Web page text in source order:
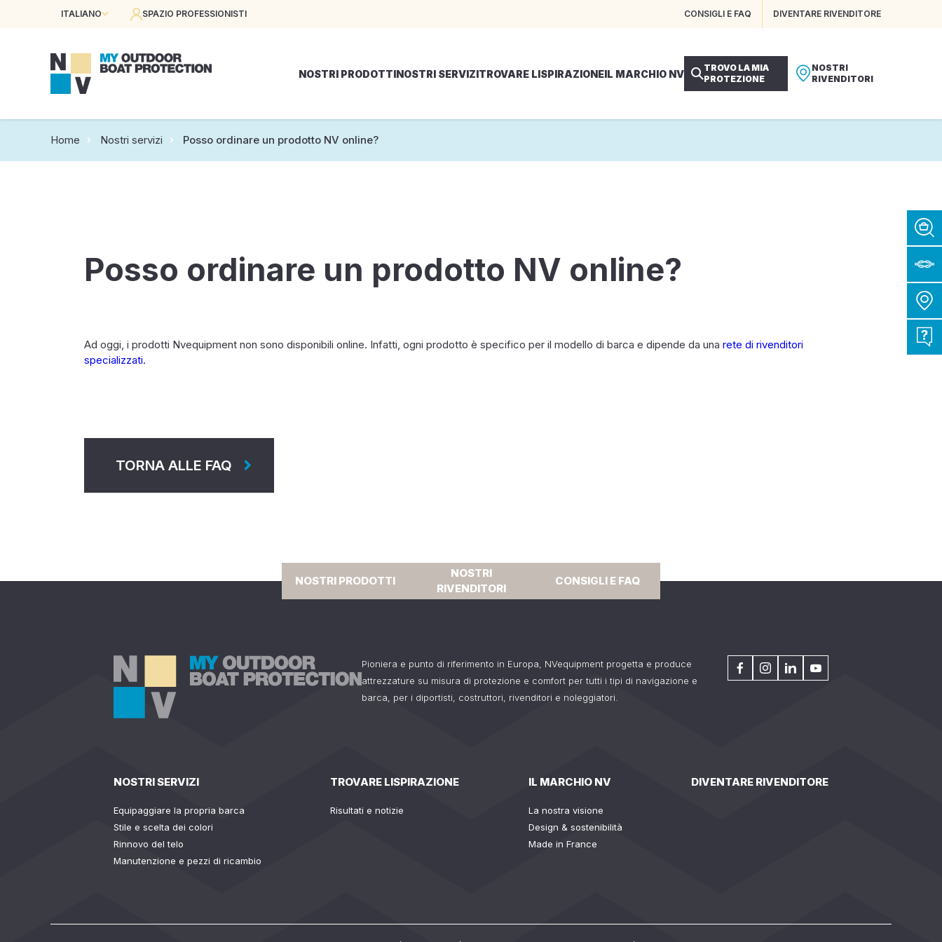
ITALIANO SPAZIO PROFESSIONISTI CONSIGLI E FAQ DIVENTARE RIVENDITORE
NOSTRI PRODOTTINOSTRI SERVIZITROVARE LISPIRAZIONEIL MARCHIO NV
TROVO LA MIA
PROTEZIONE
NOSTRI
RIVENDITORI
Home Nostri servizi Posso ordinare un prodotto NV online?
Posso ordinare un prodotto NV online?
Ad oggi, i prodotti Nvequipment non sono disponibili online. Infatti, ogni prodotto è specifico per il modello di barca e dipende da una rete di rivenditori
specializzati.
TORNA ALLE FAQ
NOSTRI PRODOTTI
NOSTRI
RIVENDITORI
CONSIGLI E FAQ
Pioniera e punto di riferimento in Europa, NVequipment progetta e produce
attrezzature su misura di protezione e comfort per tutti i tipi di navigazione e
barca, per i diportisti, costruttori, rivenditori e noleggiatori.
NOSTRI SERVIZI
Equipaggiare la propria barca
Stile e scelta dei colori
Rinnovo del telo
Manutenzione e pezzi di ricambio
TROVARE LISPIRAZIONE
Risultati e notizie
IL MARCHIO NV
La nostra visione
Design & sostenibilità
Made in France
DIVENTARE RIVENDITORE